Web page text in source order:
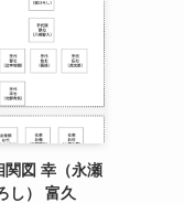
関図 幸（永瀬
し） 富久